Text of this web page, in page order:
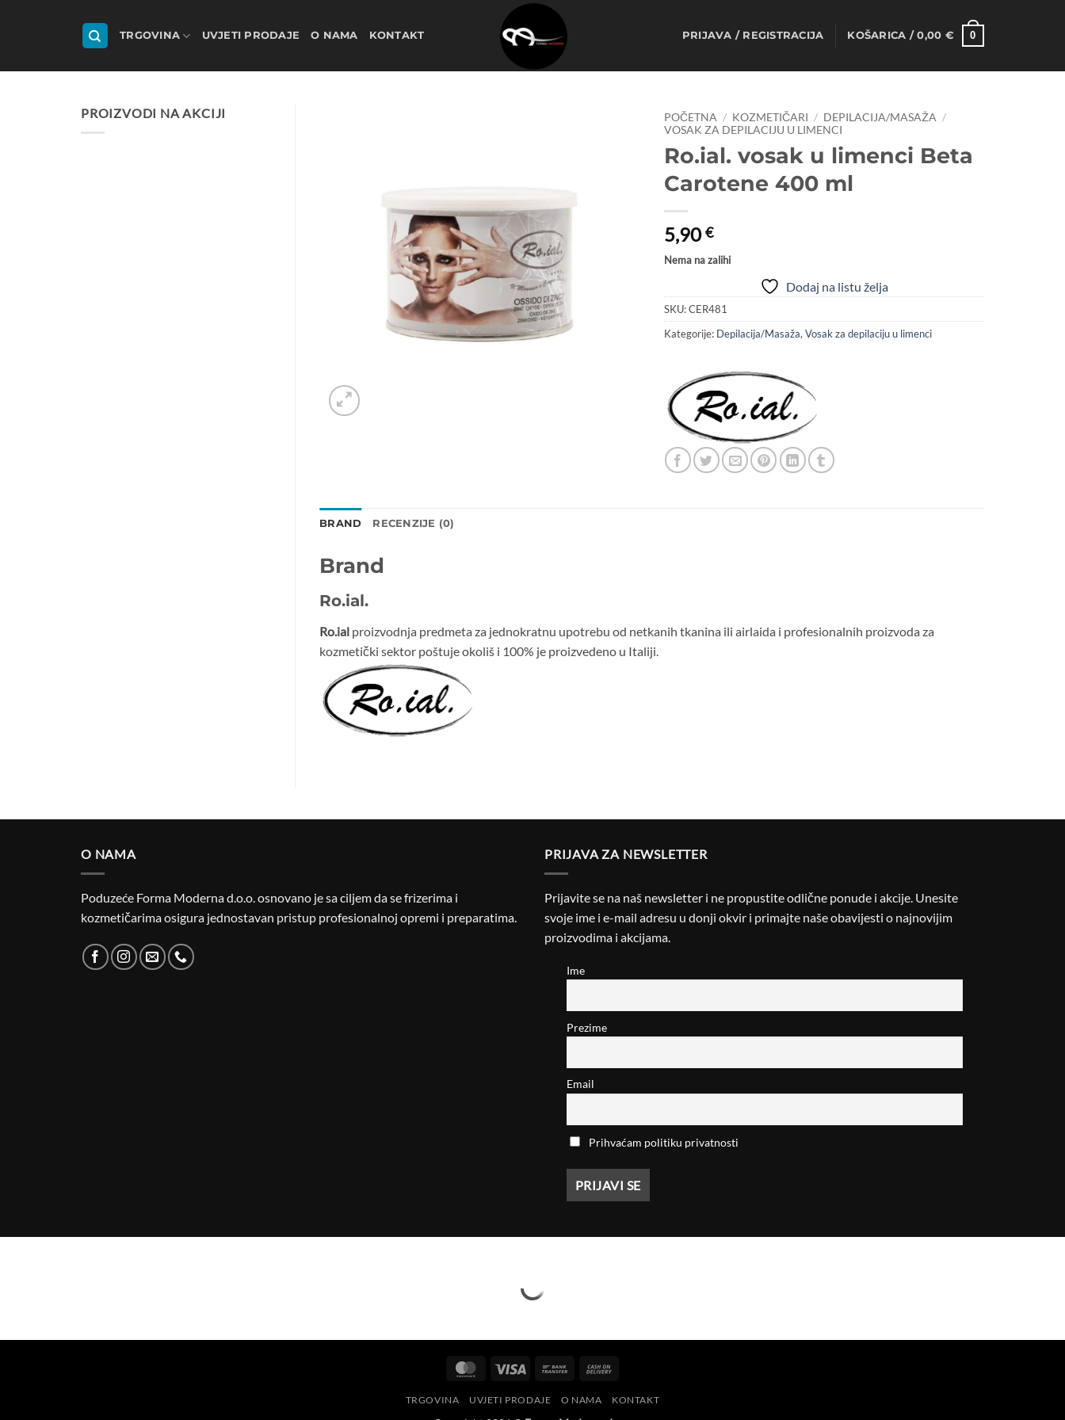
TRGOVINA UVJETI PRODAJE O NAMA KONTAKT PRIJAVA / REGISTRACIJA KOŠARICA /0,00 € 0
PROIZVODI NA AKCIJI POČETNA / KOZMETIČARI / DEPILACIJA/MASAŽA /
VOSAK ZA DEPILACIJU U LIMENCI
Ro.ial. vosak u limenci Beta
Carotene 400 ml
5,90€
Nema na zalihi
Dodaj na listu želja
SKU:CER481
Kategorije: Depilacija/Masaža, Vosak za depilaciju u limenci
BRAND RECENZIJE (0)
Brand
Ro.ial.
Ro.ial proizvodnja predmeta za jednokratnu upotrebu od netkanih tkanina ili airlaida i profesionalnih proizvoda za
kozmetički sektor poštuje okoliš i 100% je proizvedeno u Italiji.
O NAMA
Poduzeće Forma Moderna d.o.o. osnovano je sa ciljem da se frizerima i
kozmetičarima osigura jednostavan pristup profesionalnoj opremi i preparatima.
PRIJAVA ZA NEWSLETTER
Prijavite se na naš newsletter i ne propustite odlične ponude i akcije. Unesite
svoje ime i e-mail adresu u donji okvir i primajte naše obavijesti o najnovijim
proizvodima i akcijama.
Ime
Prezime
Email
Prihvaćam politiku privatnosti
MasterCardVisa
Bank
Delivery
TRGOVINA UVJETI PRODAJE O NAMA KONTAKT